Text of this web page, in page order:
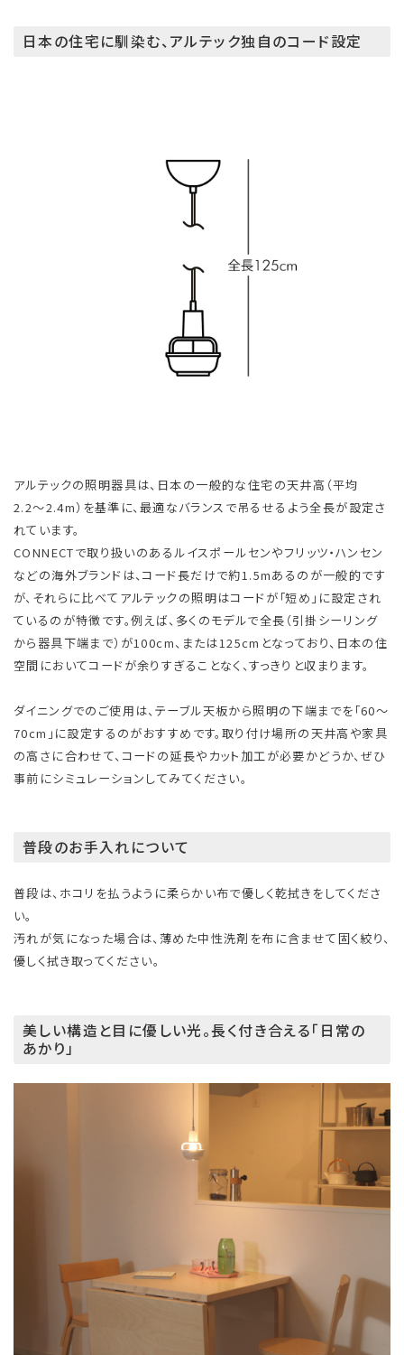
日本の住宅に馴染む、アルテック独自のコード設定
アルテックの照明器具は、日本の一般的な住宅の天井高（平均
2.2〜2.4m）を基準に、最適なバランスで吊るせるよう全長が設定さ
れています。
CONNECTで取り扱いのあるルイスポールセンやフリッツ・ハンセン
などの海外ブランドは、コード長だけで約1.5mあるのが一般的です
が、それらに比べてアルテックの照明はコードが「短め」に設定され
ているのが特徴です。例えば、多くのモデルで全長（引掛シーリング
から器具下端まで）が100cm、または125cmとなっており、日本の住
空間においてコードが余りすぎることなく、すっきりと収まります。
ダイニングでのご使用は、テーブル天板から照明の下端までを「60～
70cm」に設定するのがおすすめです。取り付け場所の天井高や家具
の高さに合わせて、コードの延長やカット加工が必要かどうか、ぜひ
事前にシミュレーションしてみてください。
普段のお手入れについて
普段は、ホコリを払うように柔らかい布で優しく乾拭きをしてくださ
い。
汚れが気になった場合は、薄めた中性洗剤を布に含ませて固く絞り、
優しく拭き取ってください。
美しい構造と目に優しい光。長く付き合える「日常の
あかり」